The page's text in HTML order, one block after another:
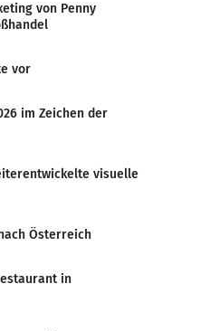
von Penny
vor
im Zeichen der
visuelle
Österreich
in